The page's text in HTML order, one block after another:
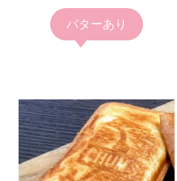
バターあり